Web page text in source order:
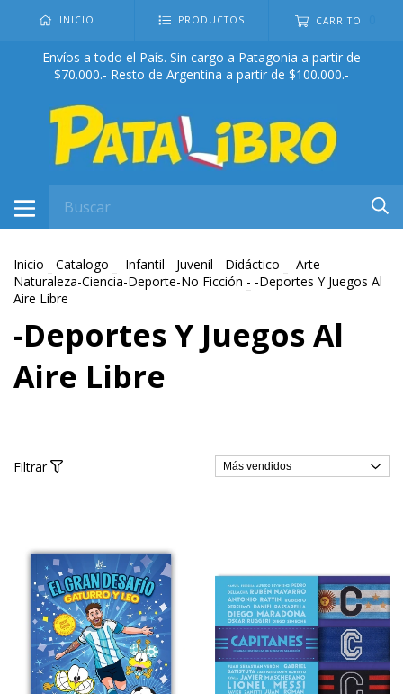
INICIO PRODUCTOS CARRITO
Envíos a todo el País. Sin cargo a Patagonia a partir de
$70.000.- Resto de Argentina a partir de $100.000.-
Inicio - Catalogo - -Infantil - Juvenil - Didáctico - -Arte-
Naturaleza-Ciencia-Deporte-No Ficción - -Deportes Y Juegos Al
Aire Libre
-Deportes Y Juegos Al
Aire Libre
Filtrar